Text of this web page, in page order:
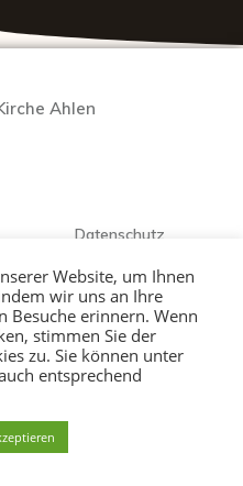
Ahlen
Datenschutz
Website, um Ihnen
wir uns an Ihre
Besuche erinnern. Wenn
stimmen Sie der
zu. Sie können unter
entsprechend